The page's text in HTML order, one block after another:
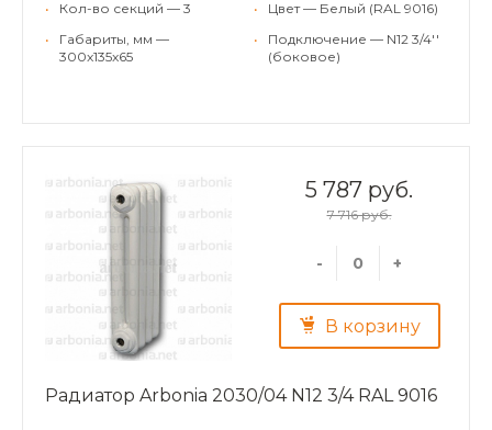
•
Кол-во секций — 3
•
Габариты, мм —
300x135x65
•
Цвет — Белый (RAL 9016)
•
Подключение — N12 3/4''
(боковое)
5 787 руб.
7 716 руб.
- +
В корзину
Радиатор Arbonia 2030/04 N12 3/4 RAL 9016